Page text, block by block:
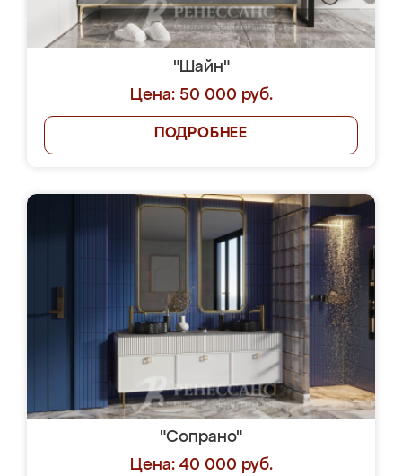
"Шайн"
Цена: 50 000 руб.
ПОДРОБНЕЕ
"Сопрано"
Цена: 40 000 руб.